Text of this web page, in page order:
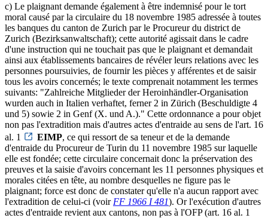
c) Le plaignant demande également à être indemnisé pour le tort
moral causé par la circulaire du 18 novembre 1985 adressée à toutes
les banques du canton de Zurich par le Procureur du district de
Zurich (Bezirksanwaltschaft); cette autorité agissait dans le cadre
d'une instruction qui ne touchait pas que le plaignant et demandait
ainsi aux établissements bancaires de révéler leurs relations avec les
personnes poursuivies, de fournir les pièces y afférentes et de saisir
tous les avoirs concernés; le texte comprenait notamment les termes
suivants: "Zahlreiche Mitglieder der Heroinhändler-Organisation
wurden auch in Italien verhaftet, ferner 2 in Zürich (Beschuldigte 4
und 5) sowie 2 in Genf (X. und A.)." Cette ordonnance a pour objet
non pas l'extradition mais d'autres actes d'entraide au sens de l'art. 16
al. 1
EIMP, ce qui ressort de sa teneur et de la demande
d'entraide du Procureur de Turin du 11 novembre 1985 sur laquelle
elle est fondée; cette circulaire concernait donc la préservation des
preuves et la saisie d'avoirs concernant les 11 personnes physiques et
morales citées en tête, au nombre desquelles ne figure pas le
plaignant; force est donc de constater qu'elle n'a aucun rapport avec
l'extradition de celui-ci (voir FF 1966 I 481). Or l'exécution d'autres
actes d'entraide revient aux cantons, non pas à l'OFP (art. 16 al. 1